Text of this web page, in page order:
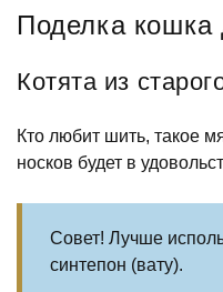
Поделка
Котята из
Кто любит шить, такое
носков будет в
Совет! Лучше
синтепон (вату).